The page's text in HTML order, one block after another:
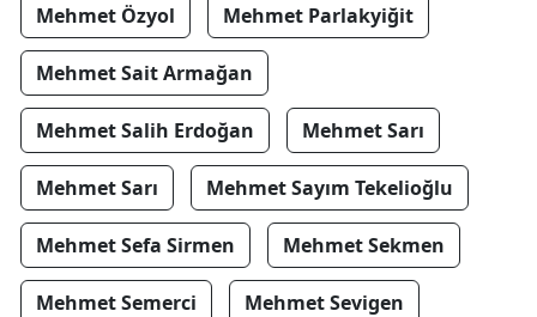
Mehmet Özyol Mehmet Parlakyiğit
Mehmet Sait Armağan
Mehmet Salih Erdoğan Mehmet Sarı
Mehmet Sarı Mehmet Sayım Tekelioğlu
Mehmet Sefa Sirmen Mehmet Sekmen
Mehmet Semerci Mehmet Sevigen